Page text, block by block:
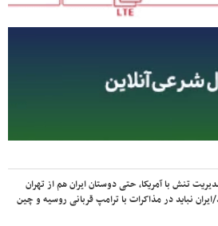
تنش با آمریکا، حتی دوستان ایران هم از تهران
نباید در مذاکرات با ترامپ قربانی روسیه و چین